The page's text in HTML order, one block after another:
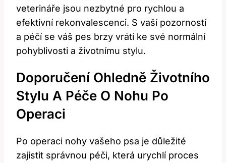
veterináře jsou nezbytné pro rychlou a
efektivní rekonvalescenci. S vaší pozorností
a péčí se váš pes brzy vrátí ke své normální
pohyblivosti a životnímu stylu.
Doporučení Ohledně Životního
Stylu A Péče O Nohu Po
Operaci
Po operaci nohy vašeho psa je důležité
zajistit správnou péči, která urychlí proces